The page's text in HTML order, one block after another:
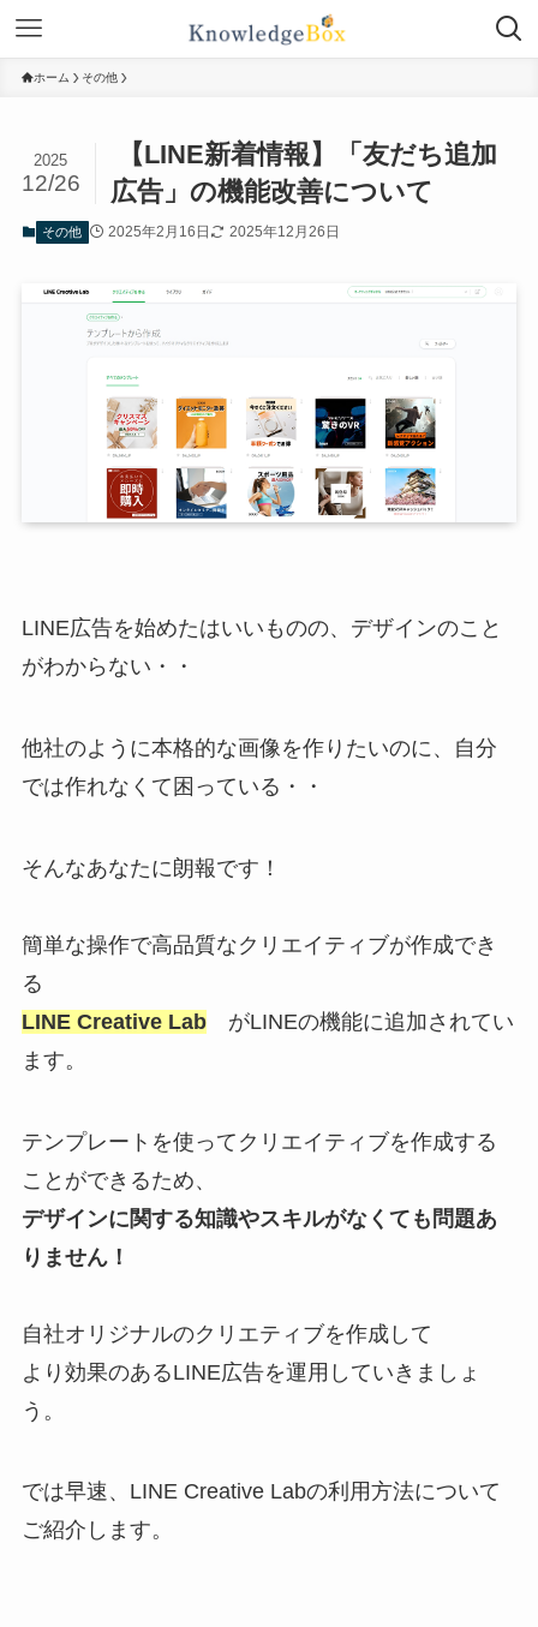
ホーム その他
【LINE新着情報】「友だち追加
広告」の機能改善について
2025
12/26
その他 2025年2月16日 2025年12月26日
LINE広告を始めたはいいものの、デザインのこと
がわからない・・
他社のように本格的な画像を作りたいのに、自分
では作れなくて困っている・・
そんなあなたに朗報です！
簡単な操作で高品質なクリエイティブが作成でき
る
LINE Creative Lab
がLINEの機能に追加されてい
ます。
テンプレートを使ってクリエイティブを作成する
ことができるため、
デザインに関する知識やスキルがなくても問題あ
りません！
自社オリジナルのクリエティブを作成して
より効果のあるLINE広告を運用していきましょ
う。
では早速、LINE Creative Labの利用方法について
ご紹介します。